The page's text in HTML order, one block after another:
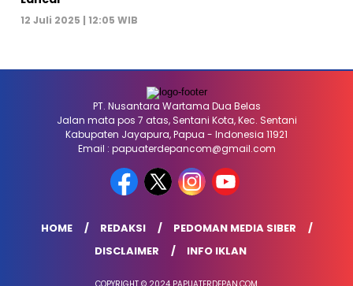
12 Juli 2025 | 12:05 WIB
PT. Nusantara Wartama Dua Belas
Jalan mata pos 7 atas, Sentani Kota, Kec. Sentani
Kabupaten Jayapura, Papua - Indonesia 11921
Email : papuaterdepancom@gmail.com
HOME REDAKSI
PEDOMAN MEDIA SIBER
DISCLAIMER
INFO IKLAN